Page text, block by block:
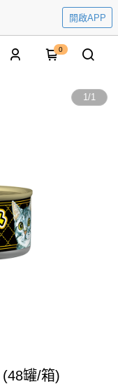
開啟APP
0
1/1
罐/箱)